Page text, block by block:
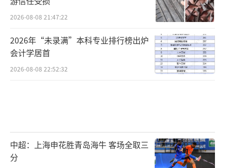
单”时，这家公司究竟是独立经营的公众公
司，还是实控人套现的工具？莎普爱思24倍溢
价5.28亿关联收购高溢价并购引发质疑！（责任编
辑：0882）
2026-08-08 21:47:22
2026年“未录满”本科专业排行榜出炉
会计学居首
2026-08-08 22:52:32
中超：上海申花胜青岛海牛 客场全取三
分